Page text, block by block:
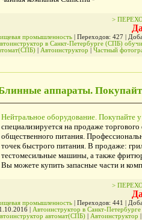
>
промышленность| Переходов: 427 |
в Санкт-Петербурге (СПБ)
Автоинструктор Частный
аппараты.
Нейтральное оборудование. Покупайте
специализируется на продаже
общественного питания.
точек быстрого питания. В продаже:
тестомесильные машины, а также
Вы можете купить запасные части и
>
промышленность| Переходов: 441 |
| Автоинструктор в Санкт-
автомат(СПБ)
Автоинструктор